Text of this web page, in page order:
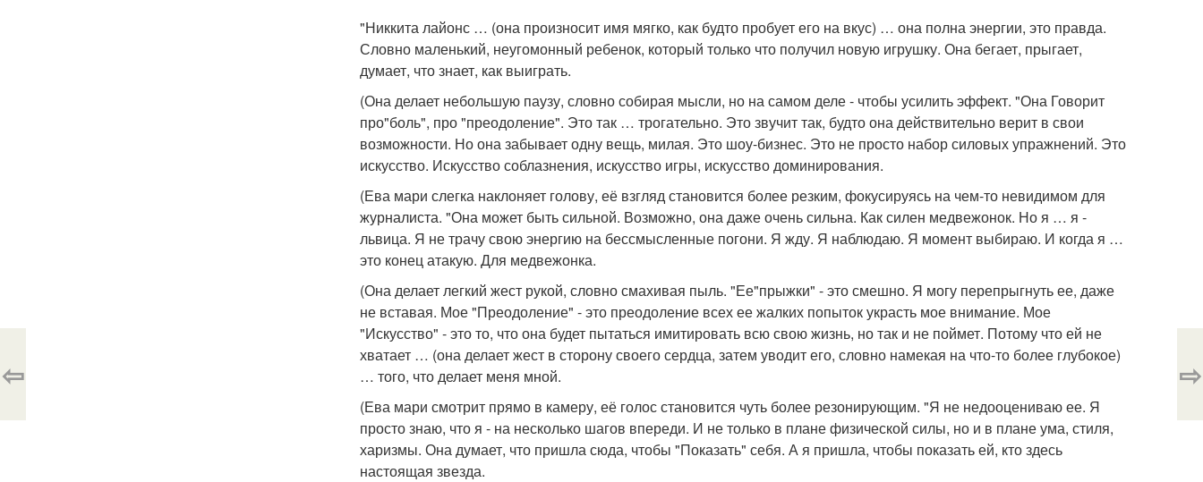
"Никкита лайонс … (она произносит имя мягко, как будто пробует его на вкус) … она полна энергии, это правда.
Словно маленький, неугомонный ребенок, который только что получил новую игрушку. Она бегает, прыгает,
думает, что знает, как выиграть.
(Она делает небольшую паузу, словно собирая мысли, но на самом деле - чтобы усилить эффект. "Она Говорит
про"боль", про "преодоление". Это так … трогательно. Это звучит так, будто она действительно верит в свои
возможности. Но она забывает одну вещь, милая. Это шоу-бизнес. Это не просто набор силовых упражнений. Это
искусство. Искусство соблазнения, искусство игры, искусство доминирования.
(Ева мари слегка наклоняет голову, её взгляд становится более резким, фокусируясь на чем-то невидимом для
журналиста. "Она может быть сильной. Возможно, она даже очень сильна. Как силен медвежонок. Но я … я -
львица. Я не трачу свою энергию на бессмысленные погони. Я жду. Я наблюдаю. Я момент выбираю. И когда я …
это конец атакую. Для медвежонка.
(Она делает легкий жест рукой, словно смахивая пыль. "Ее"прыжки" - это смешно. Я могу перепрыгнуть ее, даже
не вставая. Мое "Преодоление" - это преодоление всех ее жалких попыток украсть мое внимание. Мое
"Искусство" - это то, что она будет пытаться имитировать всю свою жизнь, но так и не поймет. Потому что ей не
хватает … (она делает жест в сторону своего сердца, затем уводит его, словно намекая на что-то более глубокое)
… того, что делает меня мной.
(Ева мари смотрит прямо в камеру, её голос становится чуть более резонирующим. "Я не недооцениваю ее. Я
просто знаю, что я - на несколько шагов впереди. И не только в плане физической силы, но и в плане ума, стиля,
харизмы. Она думает, что пришла сюда, чтобы "Показать" себя. А я пришла, чтобы показать ей, кто здесь
настоящая звезда.
⇦ ⇨